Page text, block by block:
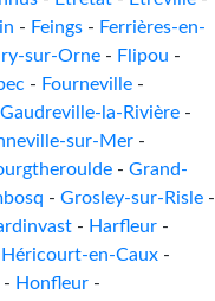
- Feings - Ferrières-en-
sur-Orne - Flipou -
- Fourneville -
Gaudreville-la-Rivière -
sur-Mer -
- Grand-
- Grosley-sur-Risle -
- Harfleur -
Héricourt-en-Caux -
- Honfleur -